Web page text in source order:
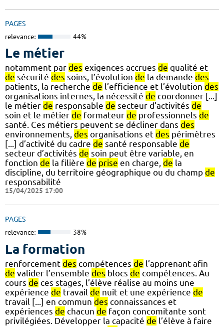
PAGES
relevance: 44%
Le métier
notamment par des exigences accrues de qualité et
de sécurité des soins, l’évolution de la demande des
patients, la recherche de l’efficience et l’évolution des
organisations internes, la nécessité de coordonner [...]
le métier de responsable de secteur d’activités de
soin et le métier de formateur de professionnels de
santé. Ces métiers peuvent se décliner dans des
environnements, des organisations et des périmètres
[...] d’activité du cadre de santé responsable de
secteur d’activités de soin peut être variable, en
fonction de la filière de prise en charge, de la
discipline, du territoire géographique ou du champ de
responsabilité
15/04/2025 17:00
PAGES
relevance: 38%
La formation
renforcement des compétences de l’apprenant afin
de valider l’ensemble des blocs de compétences. Au
cours de ces stages, l’élève réalise au moins une
expérience de travail de nuit et une expérience de
travail [...] en commun des connaissances et
expériences de chacun de façon concomitante sont
privilégiées. Développer la capacité de l’élève à faire